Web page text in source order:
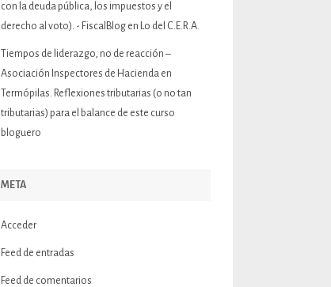
con la deuda pública, los impuestos y el
derecho al voto). - FiscalBlogen Lo del C.E.R.A.
Tiempos de liderazgo, no de reacción –
Asociación Inspectores de Haciendaen
Termópilas. Reflexiones tributarias (o no tan
tributarias) para el balance de este curso
bloguero
META
Acceder
Feed de entradas
Feed de comentarios